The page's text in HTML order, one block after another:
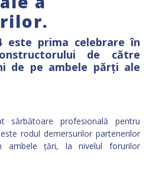
este prima celebrare în
de către
de pe ambele părți ale
sărbătoare profesională pentru
rodul demersurilor partenerilor
ambele țări, la nivelul forurilor